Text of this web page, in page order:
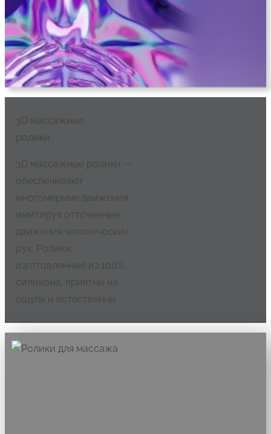
3D массажные
ролики
3D массажные ролики —
обеспечивают
многомерные движения,
имитируя отточенные
движения человеческих
рук. Ролики,
изготовленные из 100%
силикона, приятны на
ощупь и естественны.